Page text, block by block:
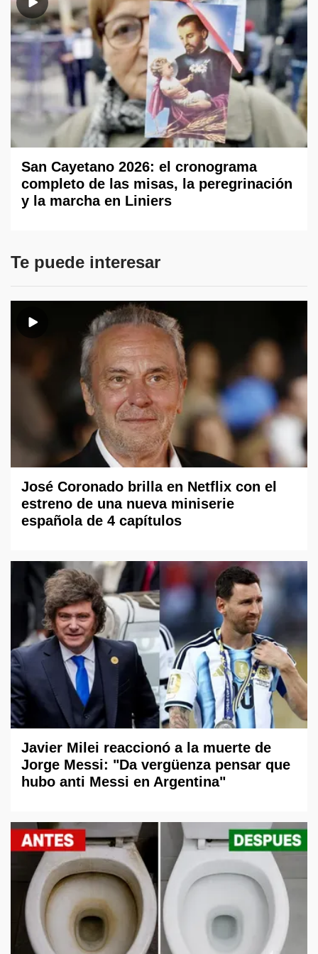
San Cayetano 2026: el cronograma
completo de las misas, la peregrinación
y la marcha en Liniers
Te puede interesar
José Coronado brilla en Netflix con el
estreno de una nueva miniserie
española de 4 capítulos
Javier Milei reaccionó a la muerte de
Jorge Messi: "Da vergüenza pensar que
hubo anti Messi en Argentina"